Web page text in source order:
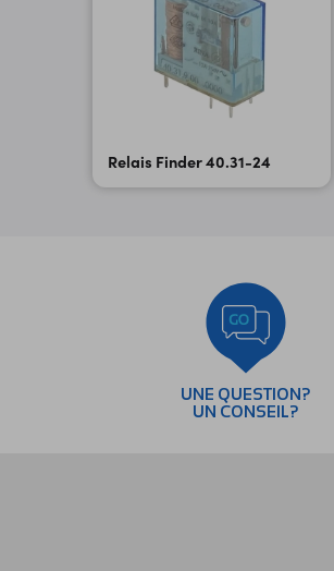
Relais Finder 40.31-24
UNE QUESTION?
UN CONSEIL?